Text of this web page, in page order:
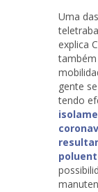
Uma
explica
gente
tendo